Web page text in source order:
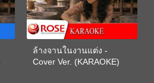
ล้างจานในงานแต่ง -
Cover Ver. (KARAOKE)